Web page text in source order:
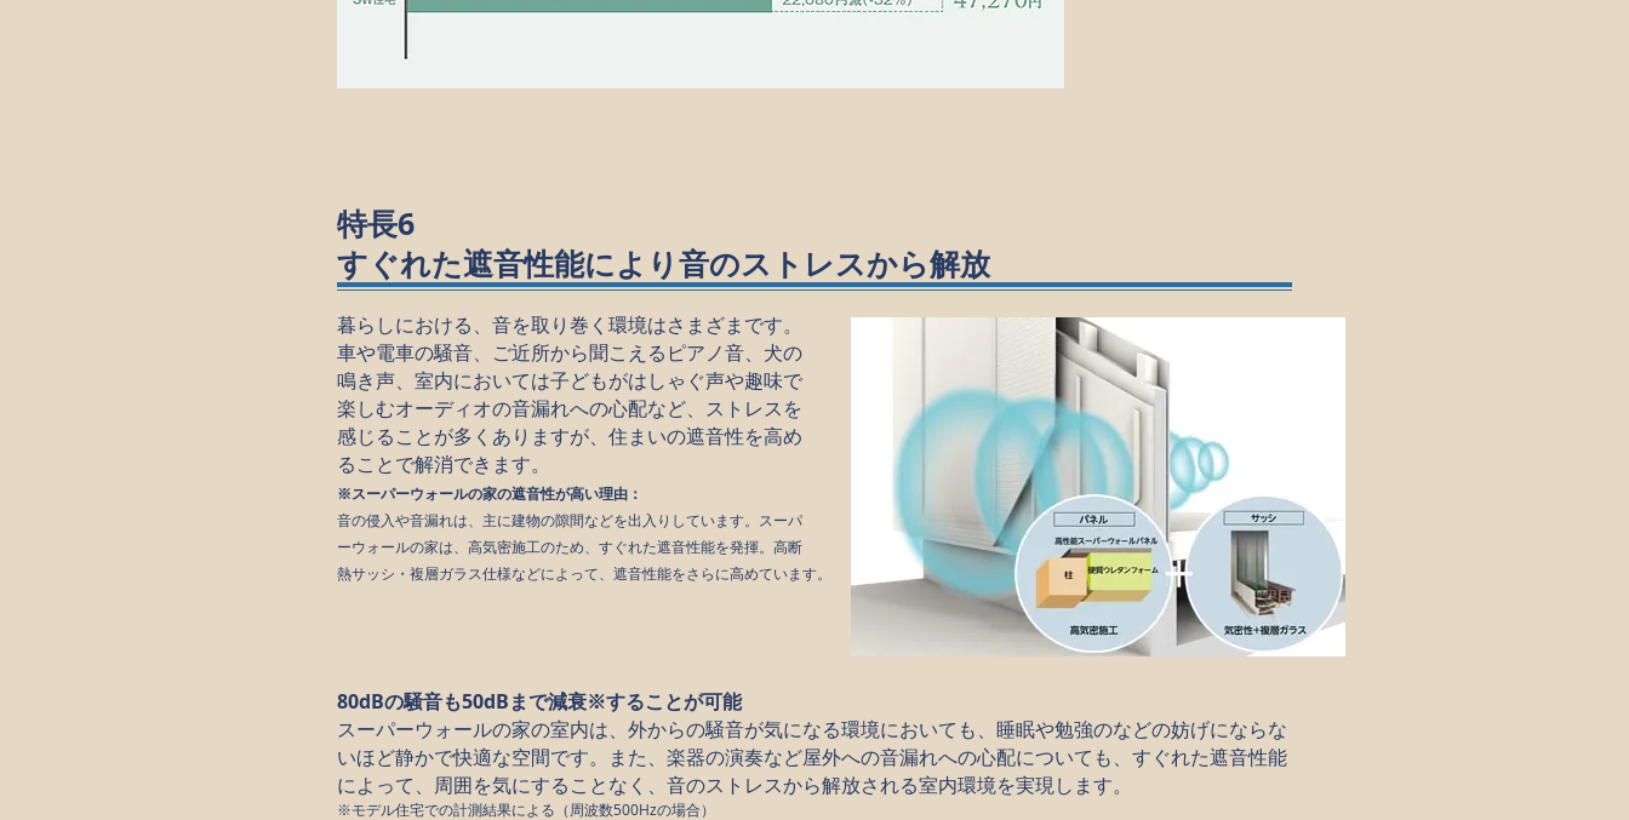
特長6
すぐれた遮音性能により音のストレスから解放
暮らしにおける、音を取り巻く環境はさまざまです。
車や電車の騒音、ご近所から聞こえるピアノ音、犬の
鳴き声、室内においては子どもがはしゃぐ声や趣味で
楽しむオーディオの音漏れへの心配など、ストレスを
感じることが多くありますが、住まいの遮音性を高め
ることで解消できます。
※スーパーウォールの家の遮音性が高い理由：
音の侵入や音漏れは、主に建物の隙間などを出入りしています。スーパ
ーウォールの家は、高気密施工のため、すぐれた遮音性能を発揮。高断
熱サッシ・複層ガラス仕様などによって、遮音性能をさらに高めています。
80dBの騒音も50dBまで減衰※することが可能
スーパーウォールの家の室内は、外からの騒音が気になる環境においても、睡眠や勉強のなどの妨げにならな
いほど静かで快適な空間です。また、楽器の演奏など屋外への音漏れへの心配についても、すぐれた遮音性能
によって、周囲を気にすることなく、音のストレスから解放される室内環境を実現します。
※モデル住宅での計測結果による（周波数500Hzの場合）